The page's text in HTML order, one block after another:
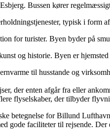
Bussen kører
typisk i form
for turister. Byen byder på
og historie. Byen er
til husstande og
der enten afgår fra eller
flyselskaber, der tilbyder
betegnelse for Billund
gode faciliteter til rejsende.